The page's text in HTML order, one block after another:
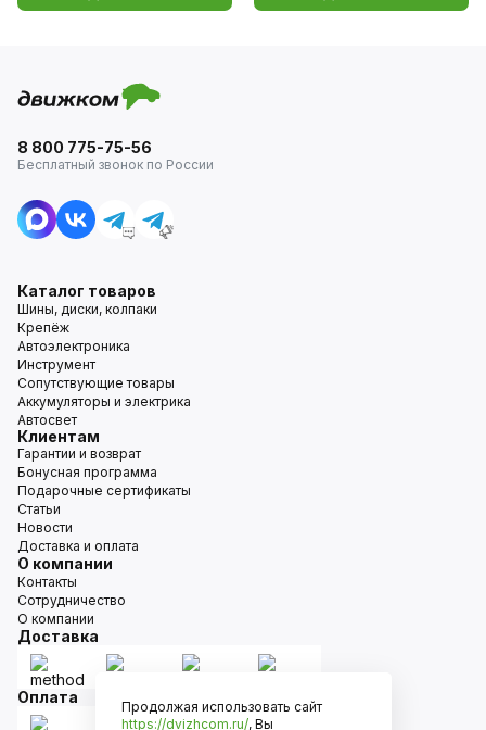
8 800 775-75-56
Бесплатный звонок по России
Каталог товаров
Шины, диски, колпаки
Крепёж
Автоэлектроника
Инструмент
Сопутствующие товары
Аккумуляторы и электрика
Автосвет
Клиентам
Гарантии и возврат
Бонусная программа
Подарочные сертификаты
Статьи
Новости
Доставка и оплата
О компании
Контакты
Сотрудничество
О компании
Доставка
Оплата
Продолжая использовать сайт
https://dvizhcom.ru/, Вы